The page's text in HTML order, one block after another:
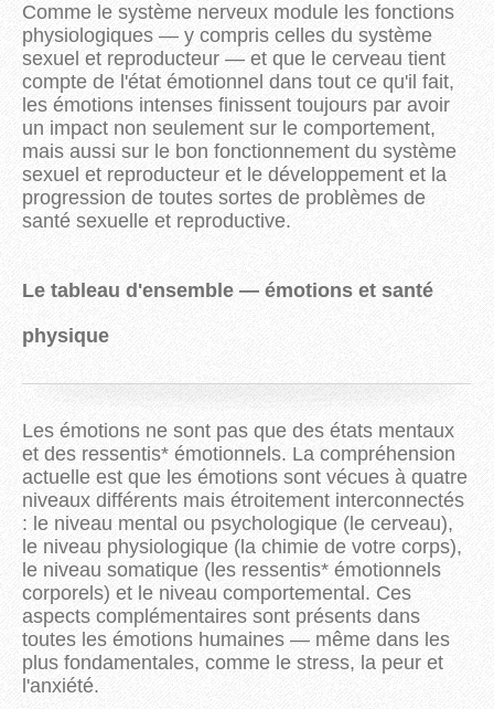
Comme le système nerveux module les fonctions
physiologiques — y compris celles du système
sexuel et reproducteur — et que le cerveau tient
compte de l'état émotionnel dans tout ce qu'il fait,
les émotions intenses finissent toujours par avoir
un impact non seulement sur le comportement,
mais aussi sur le bon fonctionnement du système
sexuel et reproducteur et le développement et la
progression de toutes sortes de problèmes de
santé sexuelle et reproductive.
Le tableau d'ensemble — émotions et santé
physique
Les émotions ne sont pas que des états mentaux
et des ressentis* émotionnels. La compréhension
actuelle est que les émotions sont vécues à quatre
niveaux différents mais étroitement interconnectés
: le niveau mental ou psychologique (le cerveau),
le niveau physiologique (la chimie de votre corps),
le niveau somatique (les ressentis* émotionnels
corporels) et le niveau comportemental. Ces
aspects complémentaires sont présents dans
toutes les émotions humaines — même dans les
plus fondamentales, comme le stress, la peur et
l'anxiété.